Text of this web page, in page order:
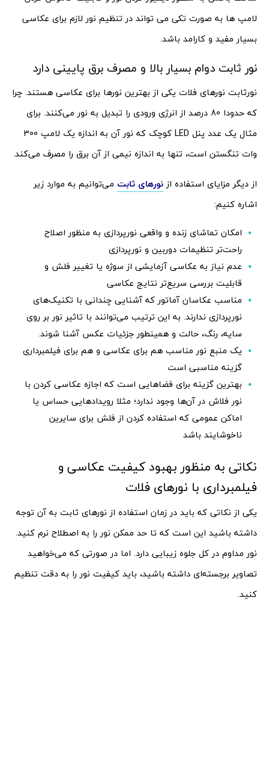
لامپ ها به صورت تکی می تواند در تنظیم نور لازم برای عکاسی
بسیار مفید و کارامد باشد.
نور ثابت دوام بسیار بالا و مصرف برق پایینی دارد
نورثابت نورهای فلات یکی از بهترین نورها برای عکاسی هستند. چرا
که حدودا 80 درصد از انرژی ورودی را تبدیل به نور می‌کنند. برای
مثال یک عدد پنل LED کوچک که نور آن به اندازه یک لامپ 300
وات تنگستن است، تنها به اندازه نیمی از آن برق را مصرف می‌کند.
از دیگر مزایای استفاده ازنورهای ثابت می‌توانیم به موارد زیر
اشاره کنیم:
امکان تماشای زنده و واقعی نورپردازی به منظور اصلاح
راحت‌تر تنظیمات دوربین و نورپردازی
عدم نیاز به عکاسی آزمایشی از سوژه یا تغییر فلش و
قابلیت بررسی سریع‌تر نتایج عکاسی
مناسب عکاسان آماتور که آشنایی چندانی با تکنیک‌های
نورپردازی ندارند. به این ترتیب می‌توانند با تاثیر نور بر روی
سایه، رنگ، حالت و همینطور جزئیات عکس آشنا شوند.
یک منبع نور مناسب هم برای عکاسی و هم برای فیلمبرداری
گزینه مناسبی است
بهترین گزینه برای فضاهایی است که اجازه عکاسی کردن با
نور فلاش در آن‌ها وجود ندارد؛ مثلا رویدادهایی حساس یا
اماکن عمومی که استفاده کردن از فلش برای سایرین
ناخوشایند باشد
نکاتی به منظور بهبود کیفیت عکاسی و
فیلمبرداری با نورهای فلات
یکی از نکاتی که باید در زمان استفاده از نورهای ثابت به آن توجه
داشته باشید این است که تا حد ممکن نور را به اصطلاح نرم کنید.
نور مداوم در کل جلوه زیبایی دارد. اما در صورتی که می‌خواهید
تصاویر برجسته‌ای داشته باشید، باید کیفیت نور را به دقت تنظیم
کنید.